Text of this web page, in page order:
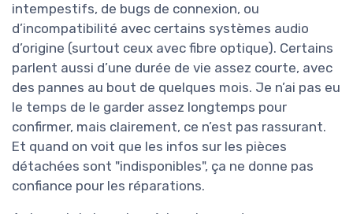
intempestifs, de bugs de connexion, ou
d’incompatibilité avec certains systèmes audio
d’origine (surtout ceux avec fibre optique). Certains
parlent aussi d’une durée de vie assez courte, avec
des pannes au bout de quelques mois. Je n’ai pas eu
le temps de le garder assez longtemps pour
confirmer, mais clairement, ce n’est pas rassurant.
Et quand on voit que les infos sur les pièces
détachées sont "indisponibles", ça ne donne pas
confiance pour les réparations.